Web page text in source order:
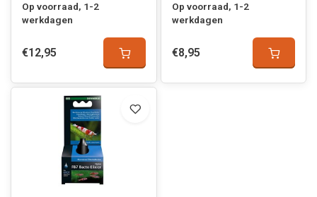
Op voorraad, 1-2
werkdagen
€12,95
Op voorraad, 1-2
werkdagen
€8,95